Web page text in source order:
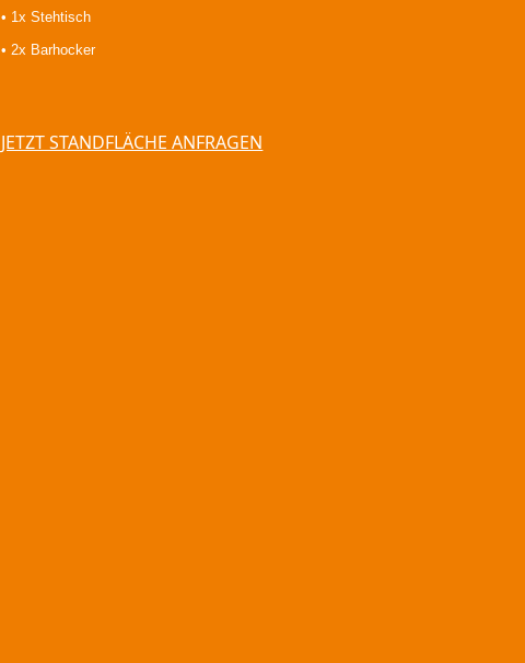
• 1x Stehtisch
• 2x Barhocker
JETZT STANDFLÄCHE ANFRAGEN